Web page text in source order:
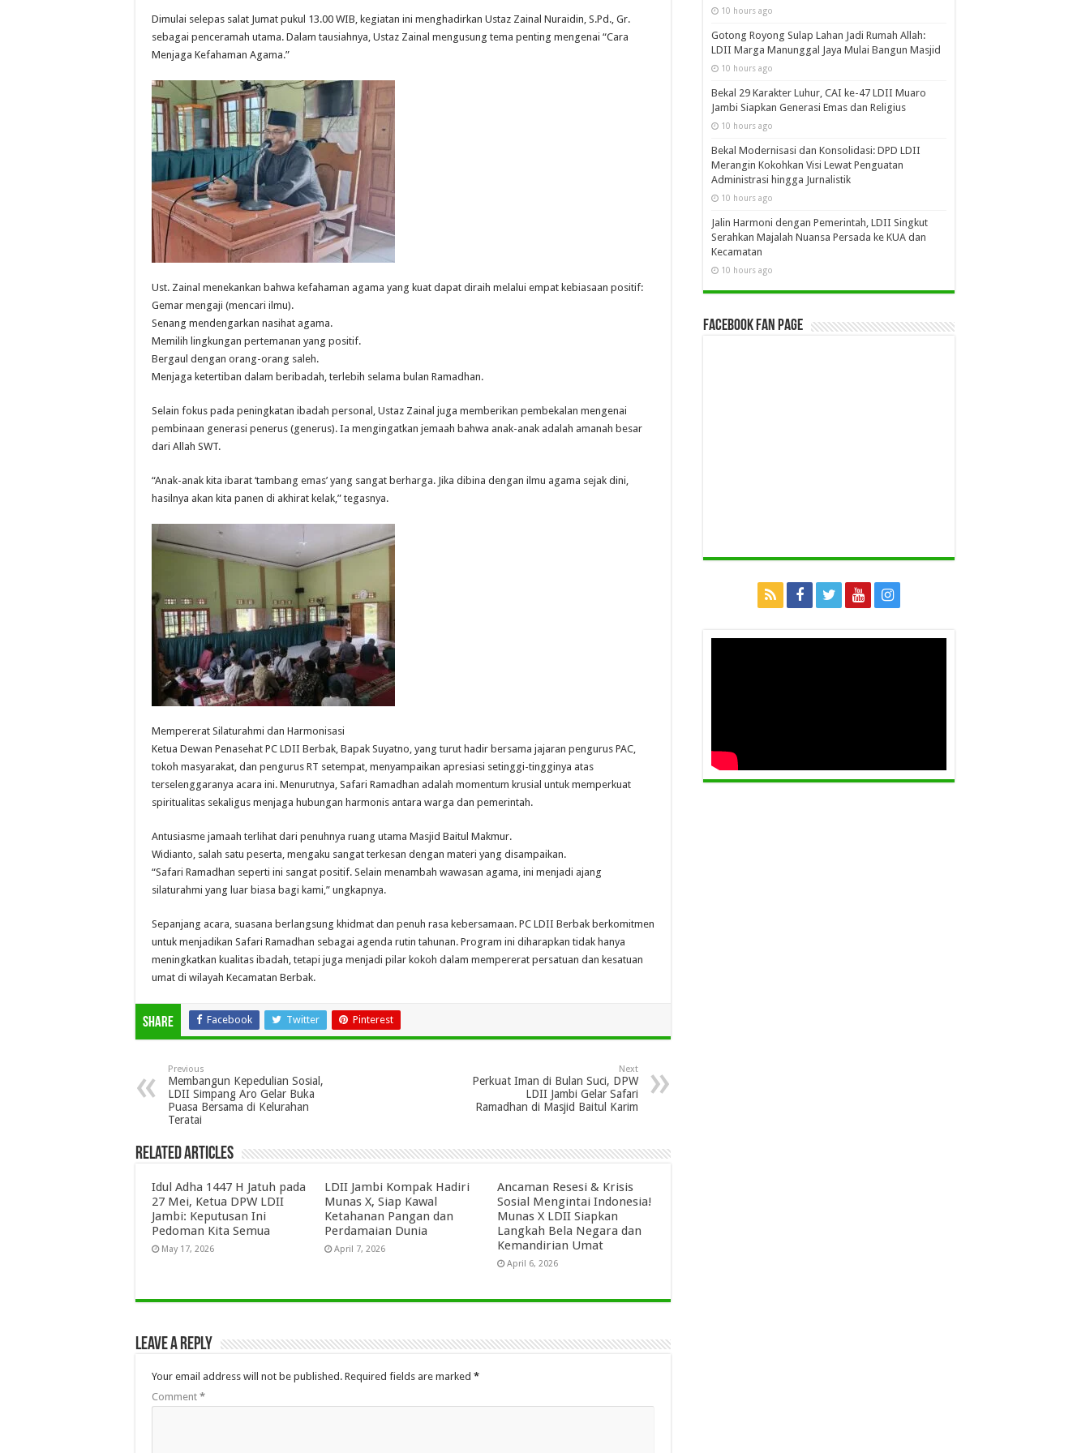
Dimulai selepas salat Jumat pukul 13.00 WIB, kegiatan ini menghadirkan Ustaz Zainal Nuraidin, S.Pd., Gr.
sebagai penceramah utama. Dalam tausiahnya, Ustaz Zainal mengusung tema penting mengenai “Cara
Menjaga Kefahaman Agama.”
Ust. Zainal menekankan bahwa kefahaman agama yang kuat dapat diraih melalui empat kebiasaan positif:
Gemar mengaji (mencari ilmu).
Senang mendengarkan nasihat agama.
Memilih lingkungan pertemanan yang positif.
Bergaul dengan orang-orang saleh.
Menjaga ketertiban dalam beribadah, terlebih selama bulan Ramadhan.
Selain fokus pada peningkatan ibadah personal, Ustaz Zainal juga memberikan pembekalan mengenai
pembinaan generasi penerus (generus). Ia mengingatkan jemaah bahwa anak-anak adalah amanah besar
dari Allah SWT.
“Anak-anak kita ibarat ‘tambang emas’ yang sangat berharga. Jika dibina dengan ilmu agama sejak dini,
hasilnya akan kita panen di akhirat kelak,” tegasnya.
Mempererat Silaturahmi dan Harmonisasi
Ketua Dewan Penasehat PC LDII Berbak, Bapak Suyatno, yang turut hadir bersama jajaran pengurus PAC,
tokoh masyarakat, dan pengurus RT setempat, menyampaikan apresiasi setinggi-tingginya atas
terselenggaranya acara ini. Menurutnya, Safari Ramadhan adalah momentum krusial untuk memperkuat
spiritualitas sekaligus menjaga hubungan harmonis antara warga dan pemerintah.
Antusiasme jamaah terlihat dari penuhnya ruang utama Masjid Baitul Makmur.
Widianto, salah satu peserta, mengaku sangat terkesan dengan materi yang disampaikan.
“Safari Ramadhan seperti ini sangat positif. Selain menambah wawasan agama, ini menjadi ajang
silaturahmi yang luar biasa bagi kami,” ungkapnya.
Sepanjang acara, suasana berlangsung khidmat dan penuh rasa kebersamaan. PC LDII Berbak berkomitmen
untuk menjadikan Safari Ramadhan sebagai agenda rutin tahunan. Program ini diharapkan tidak hanya
meningkatkan kualitas ibadah, tetapi juga menjadi pilar kokoh dalam mempererat persatuan dan kesatuan
umat di wilayah Kecamatan Berbak.
Share Facebook Twitter Pinterest
Previous
Membangun Kepedulian Sosial,
LDII Simpang Aro Gelar Buka
Puasa Bersama di Kelurahan
Teratai
Next
Perkuat Iman di Bulan Suci, DPW
LDII Jambi Gelar Safari
Ramadhan di Masjid Baitul Karim
Related Articles
Idul Adha 1447 H Jatuh pada
27 Mei, Ketua DPW LDII
Jambi: Keputusan Ini
Pedoman Kita Semua
May 17, 2026
LDII Jambi Kompak Hadiri
Munas X, Siap Kawal
Ketahanan Pangan dan
Perdamaian Dunia
April 7, 2026
Ancaman Resesi & Krisis
Sosial Mengintai Indonesia!
Munas X LDII Siapkan
Langkah Bela Negara dan
Kemandirian Umat
April 6, 2026
Leave a Reply
Your email address will not be published. Required fields are marked *
Comment *
10 hours ago
Gotong Royong Sulap Lahan Jadi Rumah Allah:
LDII Marga Manunggal Jaya Mulai Bangun Masjid
10 hours ago
Bekal 29 Karakter Luhur, CAI ke-47 LDII Muaro
Jambi Siapkan Generasi Emas dan Religius
10 hours ago
Bekal Modernisasi dan Konsolidasi: DPD LDII
Merangin Kokohkan Visi Lewat Penguatan
Administrasi hingga Jurnalistik
10 hours ago
Jalin Harmoni dengan Pemerintah, LDII Singkut
Serahkan Majalah Nuansa Persada ke KUA dan
Kecamatan
10 hours ago
Facebook Fan Page